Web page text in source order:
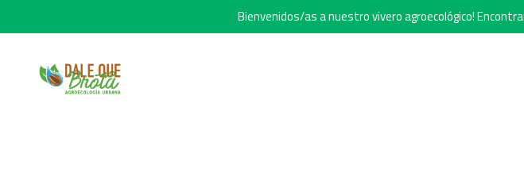
Bienvenidos/as a nuestro vivero agroecológico!